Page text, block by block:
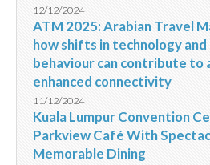
12/12/2024
ATM 2025: Arabian Travel
how shifts in technology
behaviour can contribute to
enhanced connectivity
11/12/2024
Kuala Lumpur Convention
Parkview Café With
Memorable Dining